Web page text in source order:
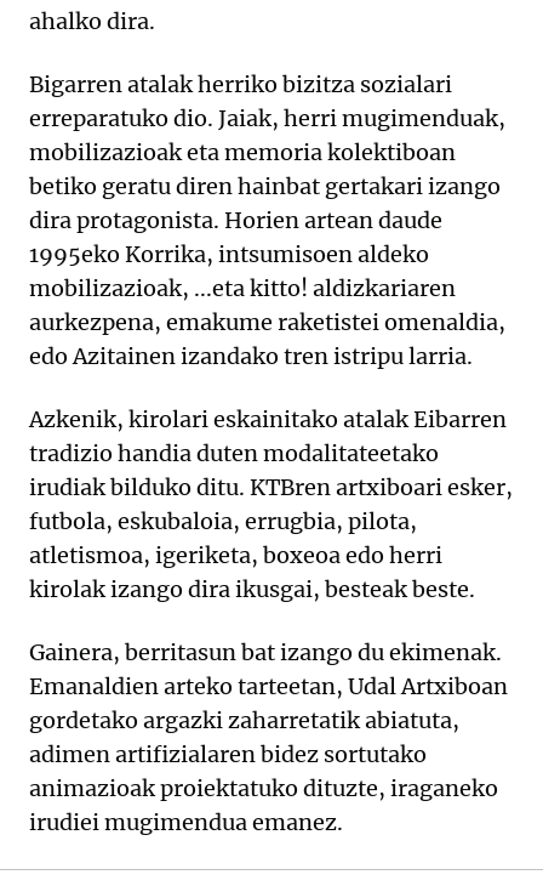
ahalko dira.
Bigarren atalak herriko bizitza sozialari
erreparatuko dio. Jaiak, herri mugimenduak,
mobilizazioak eta memoria kolektiboan
betiko geratu diren hainbat gertakari izango
dira protagonista. Horien artean daude
1995eko Korrika, intsumisoen aldeko
mobilizazioak, ...eta kitto! aldizkariaren
aurkezpena, emakume raketistei omenaldia,
edo Azitainen izandako tren istripu larria.
Azkenik, kirolari eskainitako atalak Eibarren
tradizio handia duten modalitateetako
irudiak bilduko ditu. KTBren artxiboari esker,
futbola, eskubaloia, errugbia, pilota,
atletismoa, igeriketa, boxeoa edo herri
kirolak izango dira ikusgai, besteak beste.
Gainera, berritasun bat izango du ekimenak.
Emanaldien arteko tarteetan, Udal Artxiboan
gordetako argazki zaharretatik abiatuta,
adimen artifizialaren bidez sortutako
animazioak proiektatuko dituzte, iraganeko
irudiei mugimendua emanez.